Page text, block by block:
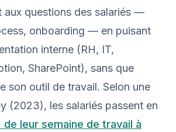
aux questions des salariés —
onboarding — en puisant
interne (RH, IT,
SharePoint), sans que
son outil de travail. Selon une
(2023), les salariés passent en
de leur semaine de travail à